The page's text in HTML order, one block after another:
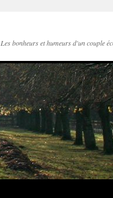
Les bonheurs et humeurs d'un couple